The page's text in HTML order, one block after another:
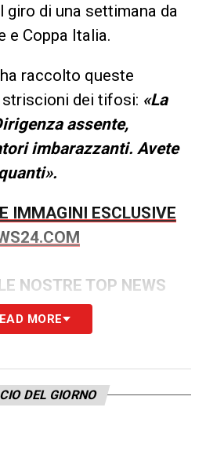
giro di una settimana da
e Coppa Italia.
raccolto queste
striscioni dei tifosi: «La
assente,
imbarazzanti. Avete
IMMAGINI ESCLUSIVE
NOSTRE TOP NEWS
MORE
DEL GIORNO